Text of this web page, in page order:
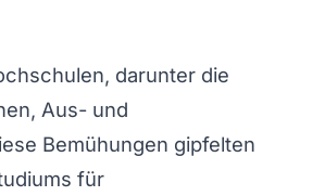
darunter die
Aus- und
Bemühungen gipfelten
für